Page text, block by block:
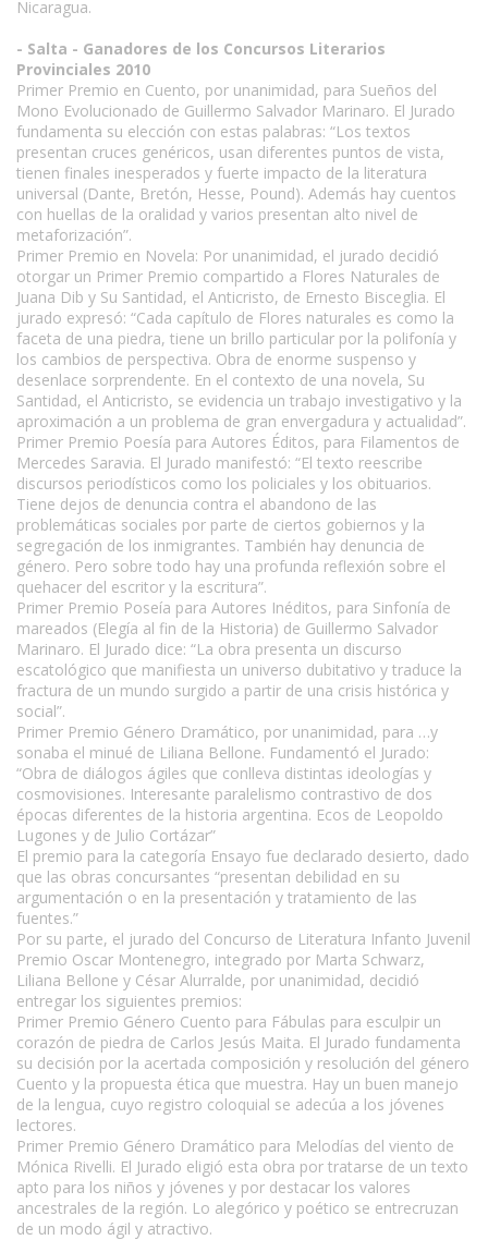
Nicaragua.
- Salta - Ganadores de los Concursos Literarios
Provinciales 2010
Primer Premio en Cuento, por unanimidad, para Sueños del
Mono Evolucionado de Guillermo Salvador Marinaro. El Jurado
fundamenta su elección con estas palabras: “Los textos
presentan cruces genéricos, usan diferentes puntos de vista,
tienen finales inesperados y fuerte impacto de la literatura
universal (Dante, Bretón, Hesse, Pound). Además hay cuentos
con huellas de la oralidad y varios presentan alto nivel de
metaforización”.
Primer Premio en Novela: Por unanimidad, el jurado decidió
otorgar un Primer Premio compartido a Flores Naturales de
Juana Dib y Su Santidad, el Anticristo, de Ernesto Bisceglia. El
jurado expresó: “Cada capítulo de Flores naturales es como la
faceta de una piedra, tiene un brillo particular por la polifonía y
los cambios de perspectiva. Obra de enorme suspenso y
desenlace sorprendente. En el contexto de una novela, Su
Santidad, el Anticristo, se evidencia un trabajo investigativo y la
aproximación a un problema de gran envergadura y actualidad”.
Primer Premio Poesía para Autores Éditos, para Filamentos de
Mercedes Saravia. El Jurado manifestó: “El texto reescribe
discursos periodísticos como los policiales y los obituarios.
Tiene dejos de denuncia contra el abandono de las
problemáticas sociales por parte de ciertos gobiernos y la
segregación de los inmigrantes. También hay denuncia de
género. Pero sobre todo hay una profunda reflexión sobre el
quehacer del escritor y la escritura”.
Primer Premio Poseía para Autores Inéditos, para Sinfonía de
mareados (Elegía al fin de la Historia) de Guillermo Salvador
Marinaro. El Jurado dice: “La obra presenta un discurso
escatológico que manifiesta un universo dubitativo y traduce la
fractura de un mundo surgido a partir de una crisis histórica y
social”.
Primer Premio Género Dramático, por unanimidad, para …y
sonaba el minué de Liliana Bellone. Fundamentó el Jurado:
“Obra de diálogos ágiles que conlleva distintas ideologías y
cosmovisiones. Interesante paralelismo contrastivo de dos
épocas diferentes de la historia argentina. Ecos de Leopoldo
Lugones y de Julio Cortázar”
El premio para la categoría Ensayo fue declarado desierto, dado
que las obras concursantes “presentan debilidad en su
argumentación o en la presentación y tratamiento de las
fuentes.”
Por su parte, el jurado del Concurso de Literatura Infanto Juvenil
Premio Oscar Montenegro, integrado por Marta Schwarz,
Liliana Bellone y César Alurralde, por unanimidad, decidió
entregar los siguientes premios:
Primer Premio Género Cuento para Fábulas para esculpir un
corazón de piedra de Carlos Jesús Maita. El Jurado fundamenta
su decisión por la acertada composición y resolución del género
Cuento y la propuesta ética que muestra. Hay un buen manejo
de la lengua, cuyo registro coloquial se adecúa a los jóvenes
lectores.
Primer Premio Género Dramático para Melodías del viento de
Mónica Rivelli. El Jurado eligió esta obra por tratarse de un texto
apto para los niños y jóvenes y por destacar los valores
ancestrales de la región. Lo alegórico y poético se entrecruzan
de un modo ágil y atractivo.